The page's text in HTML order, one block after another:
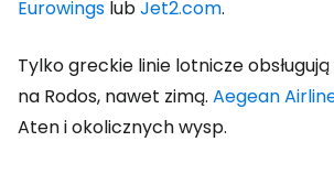
Eurowings lubJet2.com.
Tylko greckie linie lotnicze
na Rodos, nawet zimą. Aegean
Aten i okolicznych wysp.